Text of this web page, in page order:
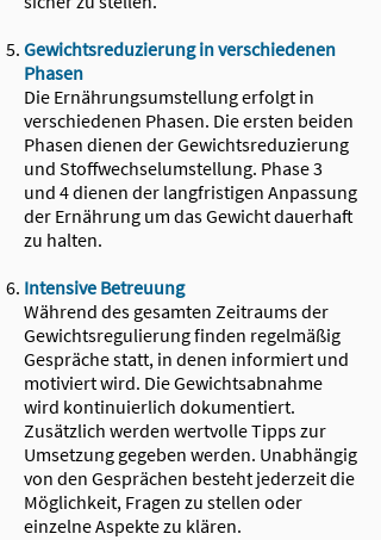
Gewichtsreduzierung in verschiedenen
Phasen
Die Ernährungsumstellung erfolgt in
verschiedenen Phasen. Die ersten beiden
Phasen dienen der Gewichtsreduzierung
und Stoffwechselumstellung. Phase 3
und 4 dienen der langfristigen Anpassung
der Ernährung um das Gewicht dauerhaft
zu halten.
Intensive Betreuung
Während des gesamten Zeitraums der
Gewichtsregulierung finden regelmäßig
Gespräche statt, in denen informiert und
motiviert wird. Die Gewichtsabnahme
wird kontinuierlich dokumentiert.
Zusätzlich werden wertvolle Tipps zur
Umsetzung gegeben werden. Unabhängig
von den Gesprächen besteht jederzeit die
Möglichkeit, Fragen zu stellen oder
einzelne Aspekte zu klären.